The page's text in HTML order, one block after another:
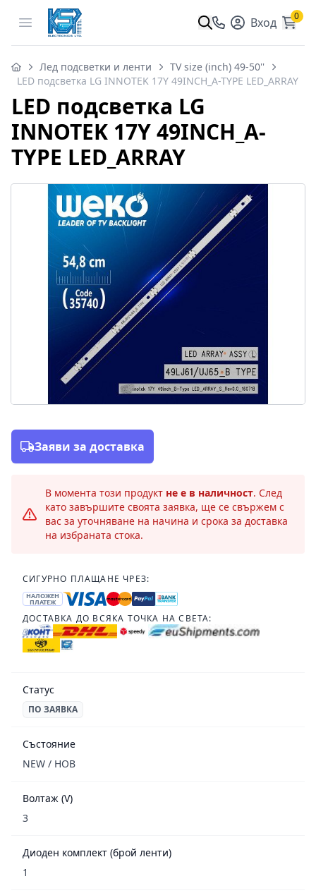
Open menu Вход 0
Лед подсветки и ленти
TV size (inch) 49-50''
LED подсветка LG INNOTEK 17Y 49INCH_A-TYPE LED_ARRAY
LED подсветка LG
INNOTEK 17Y 49INCH_A-
TYPE LED_ARRAY
Заяви за доставка
В момента този продукт не е в наличност. След
като завършите своята заявка, ще се свържем с
вас за уточняване на начина и срока за доставка
на избраната стока.
СИГУРНО ПЛАЩАНЕ ЧРЕЗ:
НАЛОЖЕН
ПЛАТЕЖ
ДОСТАВКА ДО ВСЯКА ТОЧКА НА СВЕТА:
Статус
ПО ЗАЯВКА
Състояние
NEW / НОВ
Волтаж (V)
3
Диоден комплект (брой ленти)
1